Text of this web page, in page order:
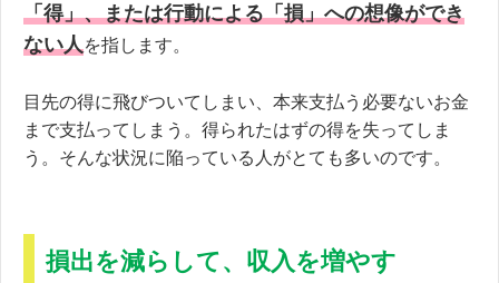
「得」、または行動による「損」への想像ができ
ない人を指します。
目先の得に飛びついてしまい、本来支払う必要ないお金
まで支払ってしまう。得られたはずの得を失ってしま
う。そんな状況に陥っている人がとても多いのです。
損出を減らして、収入を増やす